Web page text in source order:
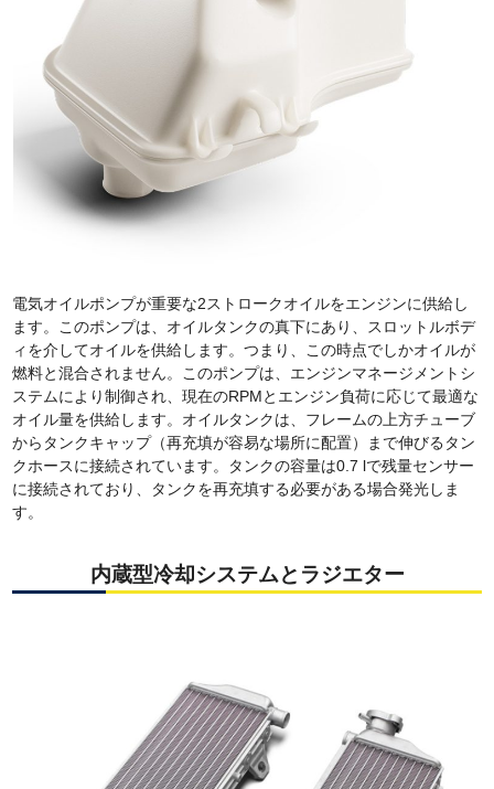
電気オイルポンプが重要な2ストロークオイルをエンジンに供給し
ます。このポンプは、オイルタンクの真下にあり、スロットルボデ
ィを介してオイルを供給します。つまり、この時点でしかオイルが
燃料と混合されません。このポンプは、エンジンマネージメントシ
ステムにより制御され、現在のRPMとエンジン負荷に応じて最適な
オイル量を供給します。オイルタンクは、フレームの上方チューブ
からタンクキャップ（再充填が容易な場所に配置）まで伸びるタン
クホースに接続されています。タンクの容量は0.7 lで残量センサー
に接続されており、タンクを再充填する必要がある場合発光しま
す。
内蔵型冷却システムとラジエター